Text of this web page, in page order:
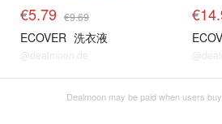
€5.79 €9.69
ECOVER 洗衣液
@dealmoon.de
Dealmoon may be paid when users